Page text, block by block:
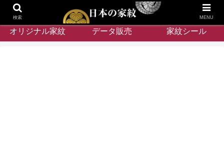
オリジナル家紋 データ販売 家紋シール
検索 MENU